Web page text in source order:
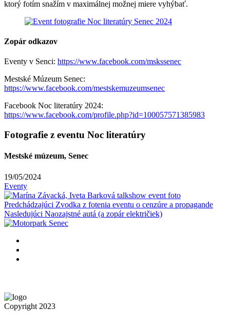
ktorý fotím snažím v maximálnej možnej miere vyhýbať.
Zopár odkazov
Eventy v Senci: https://www.facebook.com/mskssenec
Mestské Múzeum Senec:
https://www.facebook.com/mestskemuzeumsenec
Facebook Noc literatúry 2024:
https://www.facebook.com/profile.php?id=100057571385983
Fotografie z eventu Noc literatúry
Mestské múzeum, Senec
19/05/2024
Eventy
Predchádzajúci Zvodka z fotenia eventu o cenzúre a propagande
Nasledujúci Naozajstné autá (a zopár električiek)
Copyright 2023